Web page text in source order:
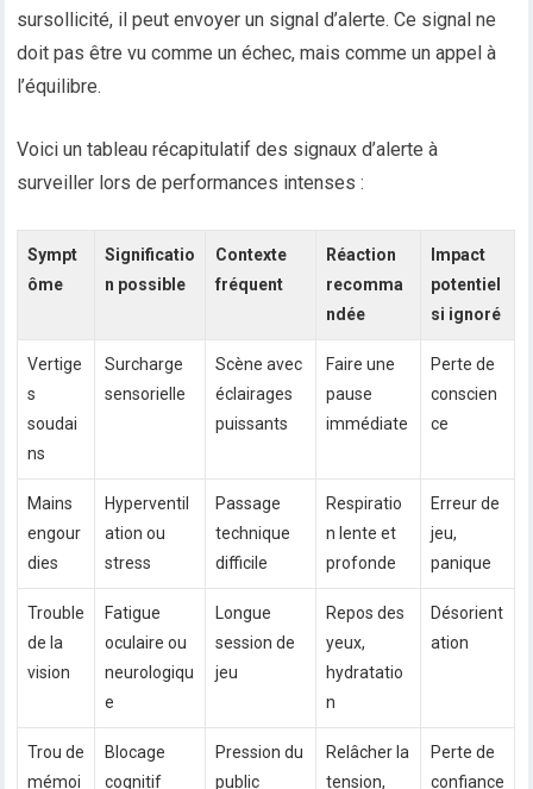
sursollicité, il peut envoyer un signal d’alerte. Ce signal ne
doit pas être vu comme un échec, mais comme un appel à
l’équilibre.
Voici un tableau récapitulatif des signaux d’alerte à
surveiller lors de performances intenses :
Sympt
ôme
Significatio
n possible
Contexte
fréquent
Réaction
recomma
ndée
Impact
potentiel
si ignoré
Vertige
s
soudai
ns
Surcharge
sensorielle
Scène avec
éclairages
puissants
Faire une
pause
immédiate
Perte de
conscien
ce
Mains
engour
dies
Hyperventil
ation ou
stress
Passage
technique
difficile
Respiratio
n lente et
profonde
Erreur de
jeu,
panique
Trouble
de la
vision
Fatigue
oculaire ou
neurologiqu
e
Longue
session de
jeu
Repos des
yeux,
hydratatio
n
Désorient
ation
Trou de
mémoi
Blocage
cognitif
Pression du
public
Relâcher la
tension,
Perte de
confiance